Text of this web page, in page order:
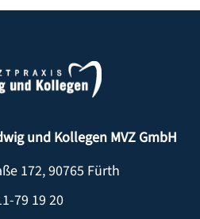
und Kollegen MVZ GmbH
172,90765 Fürth
79 19 20